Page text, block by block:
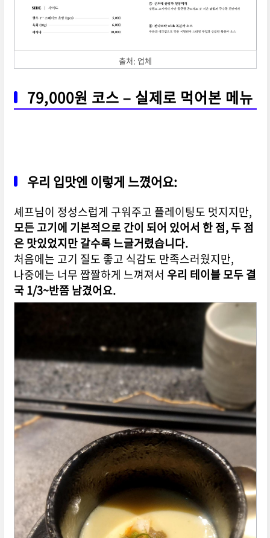
출처: 업체
79,000원 코스 – 실제로 먹어본 메뉴
우리 입맛엔 이렇게 느꼈어요:
셰프님이 정성스럽게 구워주고 플레이팅도 멋지지만,
모든 고기에 기본적으로 간이 되어 있어서 한 점, 두 점
은 맛있었지만 갈수록 느글거렸습니다.
처음에는 고기 질도 좋고 식감도 만족스러웠지만,
나중에는 너무 짭짤하게 느껴져서 우리 테이블 모두 결
국 1/3~반쯤 남겼어요.